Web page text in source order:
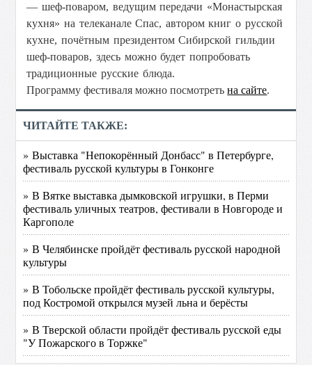
— шеф-поваром, ведущим передачи «Монастырская
кухня» на телеканале Спас, автором книг о русской
кухне, почётным президентом Сибирской гильдии
шеф-поваров, здесь можно будет попробовать
традиционные русские блюда.
Программу фестиваля можно посмотретьна сайте.
ЧИТАЙТЕ ТАКЖЕ:
» Выставка "Непокорённый Донбасс" в Петербурге,
фестиваль русской культуры в Гонконге
» В Вятке выставка дымковской игрушки, в Перми
фестиваль уличных театров, фестивали в Новгороде и
Каргополе
» В Челябинске пройдёт фестиваль русской народной
культуры
» В Тобольске пройдёт фестиваль русской культуры,
под Костромой открылся музей льна и берёсты
» В Тверской области пройдёт фестиваль русской еды
"У Пожарского в Торжке"